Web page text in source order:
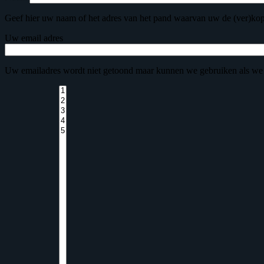
Geef hier uw naam of het adres van het pand waarvan uw de
Uw email adres
Uw emailadres wordt niet getoond maar kunnen we gebruiken als